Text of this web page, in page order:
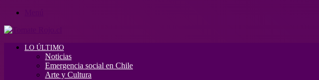
LO ÚLTIMO
Noticias
Emergencia social en Chile
Arte y Cultura